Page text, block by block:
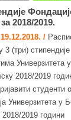
2018/2019.
/
3 (три) стипендијe
Универзитета у
2018/2019
студенти
Универзитета у
2018/2019 години